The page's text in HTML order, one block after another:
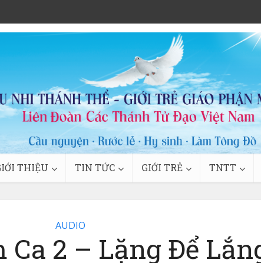
THIỆU TIN TỨC GIỚI TRẺ TNTT
AUDIO
Ca 2 – Lặng Để